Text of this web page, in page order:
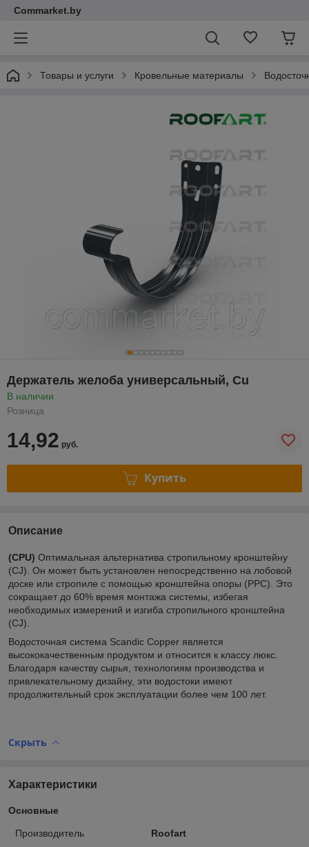
Commarket.by
Товары и услуги Кровельные материалы
Держатель желоба универсальный, Cu
В наличии
Розница
14,92 руб.
Купить
Описание
(CPU) Оптимальная альтернатива стропильному кронштейну
(CJ). Он может быть установлен непосредственно на лобовой
доске или стропиле с помощью кронштейна опоры (PPC). Это
сокращает до 60% время монтажа системы, избегая
необходимых измерений и изгиба стропильного кронштейна
(CJ).
Водосточная система Scandic Copper является
высококачественным продуктом и относится к классу люкс.
Благодаря качеству сырья, технологиям производства и
привлекательному дизайну, эти водостоки имеют
продолжительный срок эксплуатации более чем 100 лет.
Скрыть
Характеристики
Основные
Производитель
Roofart